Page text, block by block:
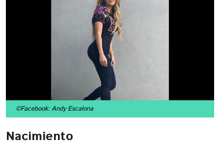
©Facebook: Andy Escalona
Nacimiento